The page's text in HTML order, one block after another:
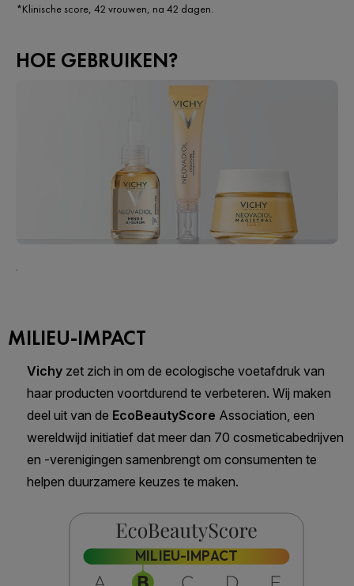
*Klinische score, 42 vrouwen, na 42 dagen.
HOE GEBRUIKEN?
.
MILIEU-IMPACT